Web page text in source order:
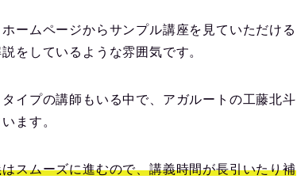
ームページからサンプル講座を見ていただける
をしているような雰囲気です。
イプの講師もいる中で、アガルートの工藤北斗
ます。
スムーズに進むので、講義時間が長引いたり補